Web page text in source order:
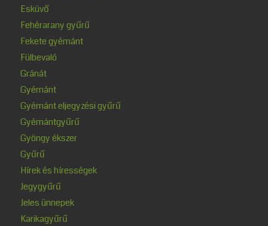
Esküvő
Fehérarany gyűrű
Fekete gyémánt
Fülbevaló
Gránát
Gyémánt
Gyémánt eljegyzési gyűrű
Gyémántgyűrű
Gyöngy ékszer
Gyűrű
Hírek és hírességek
Jegygyűrű
Jeles ünnepek
Karikagyűrű